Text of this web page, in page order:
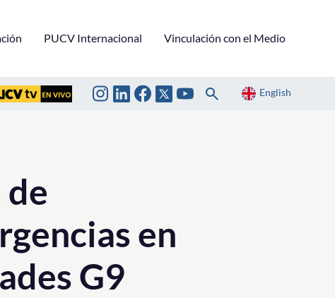
PUCV Internacional Vinculación con el Medio
English
de
en
G9